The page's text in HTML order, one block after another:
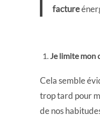
facture
Je limite mon
Cela semble
trop tard pour
de nos